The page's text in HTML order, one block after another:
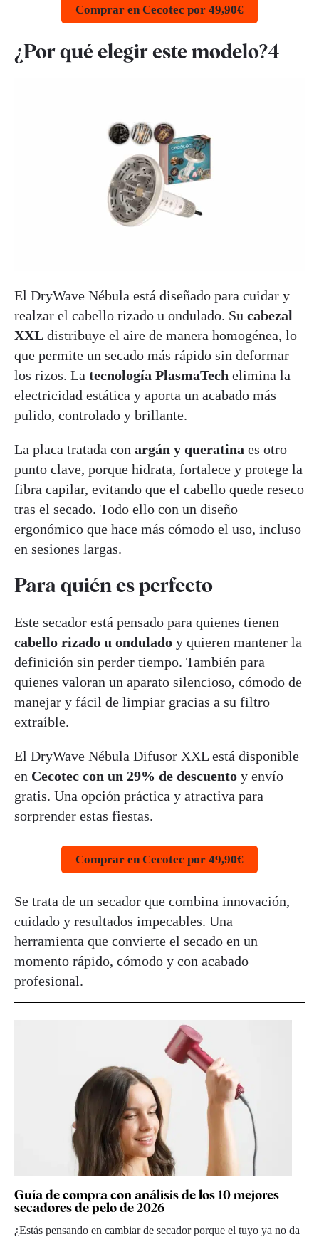
Comprar en Cecotec por 49,90€
¿Por qué elegir este modelo?4
El DryWave Nébula está diseñado para cuidar y
realzar el cabello rizado u ondulado. Su cabezal
XXL distribuye el aire de manera homogénea, lo
que permite un secado más rápido sin deformar
los rizos. La tecnología PlasmaTech elimina la
electricidad estática y aporta un acabado más
pulido, controlado y brillante.
La placa tratada con argán y queratina es otro
punto clave, porque hidrata, fortalece y protege la
fibra capilar, evitando que el cabello quede reseco
tras el secado. Todo ello con un diseño
ergonómico que hace más cómodo el uso, incluso
en sesiones largas.
Para quién es perfecto
Este secador está pensado para quienes tienen
cabello rizado u ondulado y quieren mantener la
definición sin perder tiempo. También para
quienes valoran un aparato silencioso, cómodo de
manejar y fácil de limpiar gracias a su filtro
extraíble.
El DryWave Nébula Difusor XXL está disponible
en Cecotec con un 29% de descuento y envío
gratis. Una opción práctica y atractiva para
sorprender estas fiestas.
Comprar en Cecotec por 49,90€
Se trata de un secador que combina innovación,
cuidado y resultados impecables. Una
herramienta que convierte el secado en un
momento rápido, cómodo y con acabado
profesional.
Guía de compra con análisis de los 10 mejores
secadores de pelo de 2026
¿Estás pensando en cambiar de secador porque el tuyo ya no da